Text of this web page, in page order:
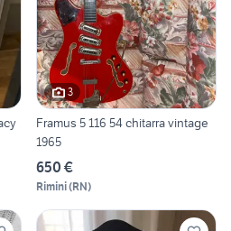
3
Framus 5 116 54 chitarra vintage
1965
650 €
Rimini(RN)